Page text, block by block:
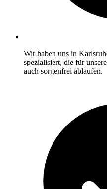
Wir haben uns in
spezialisiert, die für
auch sorgenfrei ablaufen.